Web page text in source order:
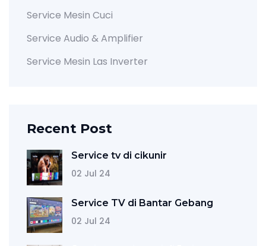
Service Mesin Cuci
Service Audio & Amplifier
Service Mesin Las Inverter
Recent Post
Service tv di cikunir
02 Jul 24
Service TV di Bantar Gebang
02 Jul 24